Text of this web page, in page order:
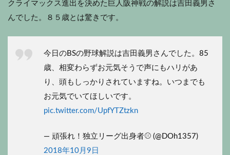
クライマックス進出を決めた巨人阪神戦の解説は吉田義男さ
んでした。８５歳とは驚きです。
今日のBSの野球解説は吉田義男さんでした。85
歳、相変わらずお元気そうで声にもハリがあ
り、頭もしっかりされていますね。いつまでも
お元気でいてほしいです。
pic.twitter.com/UpfYTZtzkn
— 頑張れ！独立リーグ出身者⚾ (@DOh1357)
2018年10月9日